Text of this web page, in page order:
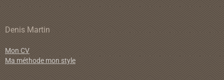
Denis Martin
Mon CV
Ma méthode mon style